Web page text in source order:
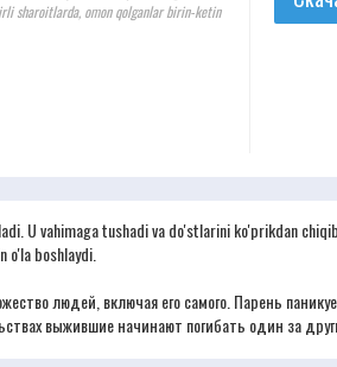
sharoitlarda, omon qolganlar birin-ketin
U vahimaga tushadi va do'stlarini ko'prikdan
boshlaydi.
людей, включая его самого. Парень
выжившие начинают погибать один за